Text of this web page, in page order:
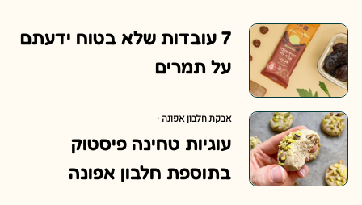
7 עובדות שלא בטוח ידעתם
על תמרים
אבקת חלבון אפונה ·
עוגיות טחינה פיסטוק
בתוספת חלבון אפונה